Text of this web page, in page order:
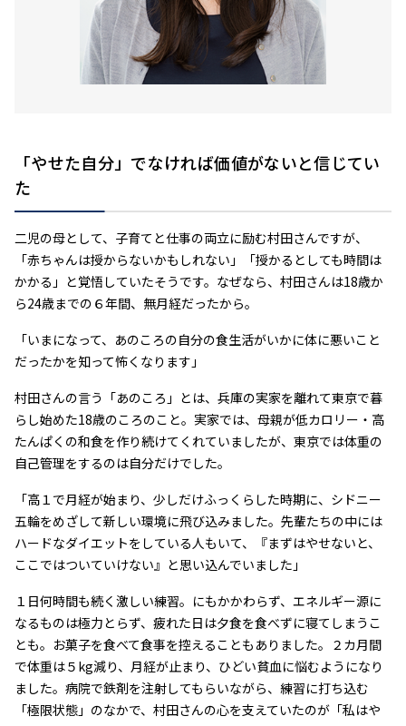
「やせた自分」でなければ価値がないと信じてい
た
二児の母として、子育てと仕事の両立に励む村田さんですが、
「赤ちゃんは授からないかもしれない」「授かるとしても時間は
かかる」と覚悟していたそうです。なぜなら、村田さんは18歳か
ら24歳までの６年間、無月経だったから。
「いまになって、あのころの自分の食生活がいかに体に悪いこと
だったかを知って怖くなります」
村田さんの言う「あのころ」とは、兵庫の実家を離れて東京で暮
らし始めた18歳のころのこと。実家では、母親が低カロリー・高
たんぱくの和食を作り続けてくれていましたが、東京では体重の
自己管理をするのは自分だけでした。
「高１で月経が始まり、少しだけふっくらした時期に、シドニー
五輪をめざして新しい環境に飛び込みました。先輩たちの中には
ハードなダイエットをしている人もいて、『まずはやせないと、
ここではついていけない』と思い込んでいました」
１日何時間も続く激しい練習。にもかかわらず、エネルギー源に
なるものは極力とらず、疲れた日は夕食を食べずに寝てしまうこ
とも。お菓子を食べて食事を控えることもありました。２カ月間
で体重は５kg減り、月経が止まり、ひどい貧血に悩むようになり
ました。病院で鉄剤を注射してもらいながら、練習に打ち込む
「極限状態」のなかで、村田さんの心を支えていたのが「私はや